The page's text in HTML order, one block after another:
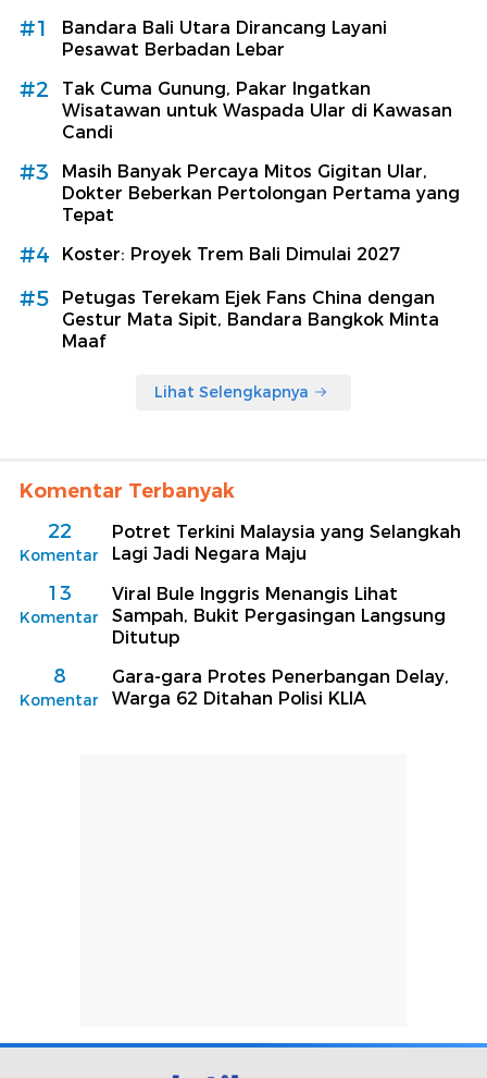
#1
Bandara Bali Utara Dirancang Layani
Pesawat Berbadan Lebar
#2
Tak Cuma Gunung, Pakar Ingatkan
Wisatawan untuk Waspada Ular di Kawasan
Candi
#3
Masih Banyak Percaya Mitos Gigitan Ular,
Dokter Beberkan Pertolongan Pertama yang
Tepat
#4 Koster: Proyek Trem Bali Dimulai 2027
#5
Petugas Terekam Ejek Fans China dengan
Gestur Mata Sipit, Bandara Bangkok Minta
Maaf
Lihat Selengkapnya
Komentar Terbanyak
22
Komentar
Potret Terkini Malaysia yang Selangkah
Lagi Jadi Negara Maju
13
Komentar
Viral Bule Inggris Menangis Lihat
Sampah, Bukit Pergasingan Langsung
Ditutup
8
Komentar
Gara-gara Protes Penerbangan Delay,
Warga 62 Ditahan Polisi KLIA